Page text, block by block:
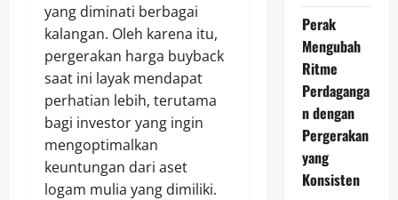
yang diminati berbagai
kalangan. Oleh karena itu,
pergerakan harga buyback
saat ini layak mendapat
perhatian lebih, terutama
bagi investor yang ingin
mengoptimalkan
keuntungan dari aset
logam mulia yang dimiliki.
Perak
Mengubah
Ritme
Perdaganga
n dengan
Pergerakan
yang
Konsisten